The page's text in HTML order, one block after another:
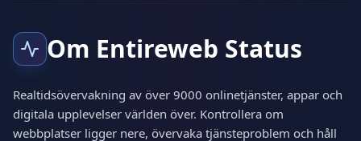
Om Entireweb Status
Realtidsövervakning av över 9000 onlinetjänster, appar och
digitala upplevelser världen över. Kontrollera om
webbplatser ligger nere, övervaka tjänsteproblem och håll